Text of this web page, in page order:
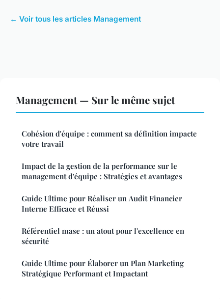
← Voir tous les articles Management
Management — Sur le même sujet
Cohésion d'équipe : comment sa définition impacte
votre travail
Impact de la gestion de la performance sur le
management d'équipe : Stratégies et avantages
Guide Ultime pour Réaliser un Audit Financier
Interne Efficace et Réussi
Référentiel mase : un atout pour l'excellence en
sécurité
Guide Ultime pour Élaborer un Plan Marketing
Stratégique Performant et Impactant